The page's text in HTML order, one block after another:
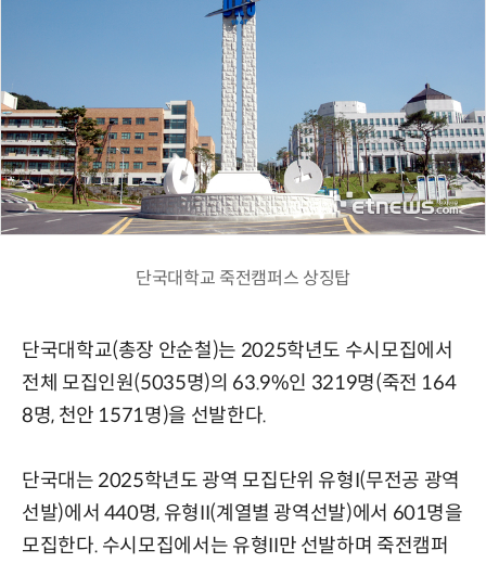
단국대학교 죽전캠퍼스 상징탑
단국대학교(총장 안순철)는 2025학년도 수시모집에서
전체 모집인원(5035명)의 63.9%인 3219명(죽전 164
8명, 천안 1571명)을 선발한다.
단국대는 2025학년도 광역 모집단위 유형I(무전공 광역
선발)에서 440명, 유형II(계열별 광역선발)에서 601명을
모집한다. 수시모집에서는 유형II만 선발하며 죽전캠퍼